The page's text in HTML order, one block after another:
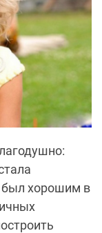
был хорошим в